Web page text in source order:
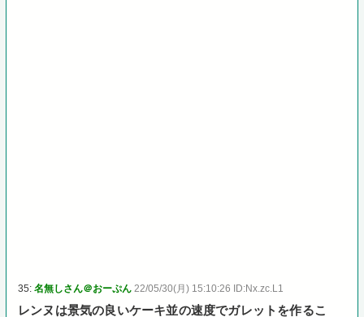
35:名無しさん＠おーぷん 22/05/30(月) 15:10:26 ID:Nx.zc.L1
レンヌは景気の良いケーキ並の速度でガレットを作るこ